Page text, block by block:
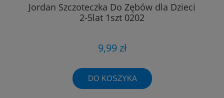
Jordan Szczoteczka Do Zębów dla Dzieci
2-5lat 1szt 0202
9,99 zł
DO KOSZYKA